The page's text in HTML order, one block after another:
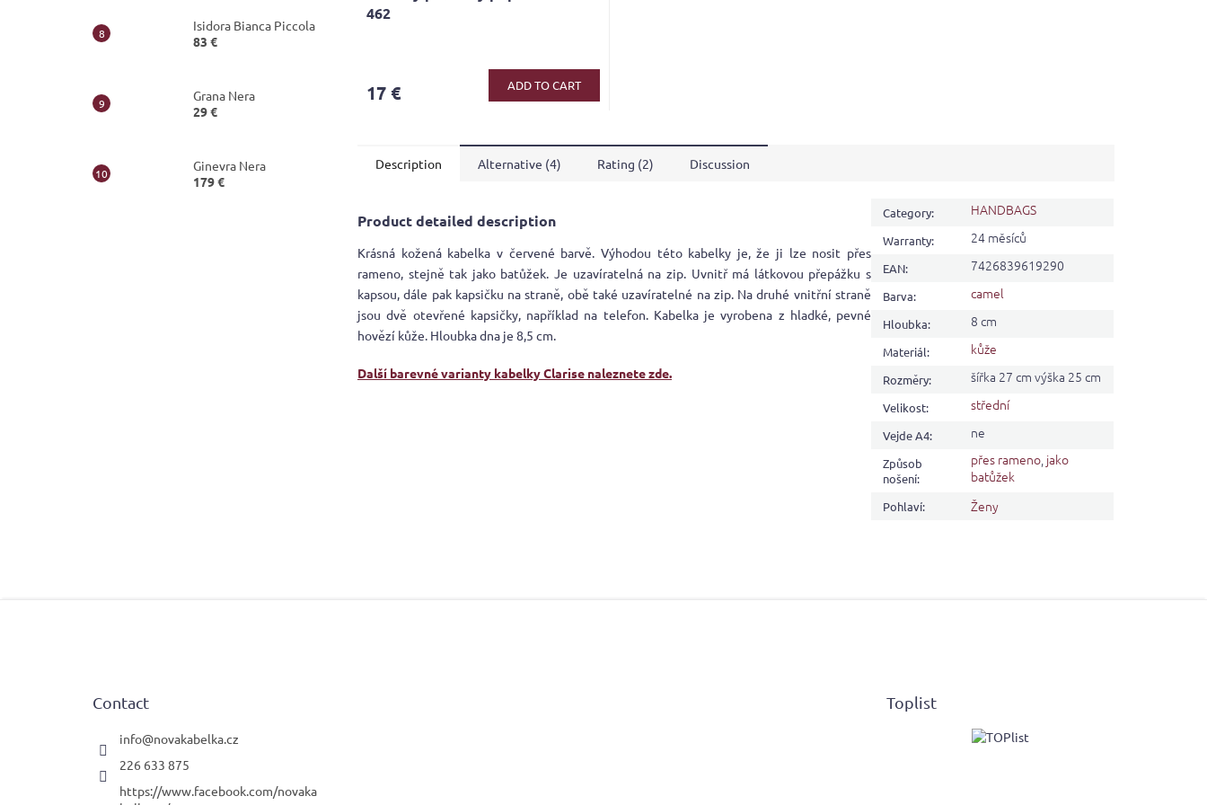
Isidora Bianca Piccola
83 €
Grana Nera
29 €
Ginevra Nera
179 €
462
17 € ADD TO CART
Description Alternative (4) Rating (2) Discussion
Product detailed description
Krásná kožená kabelka v červené barvě. Výhodou této kabelky je, že ji lze nosit přes
rameno, stejně tak jako batůžek. Je uzavíratelná na zip. Uvnitř má látkovou přepážku s
kapsou, dále pak kapsičku na straně, obě také uzavíratelné na zip. Na druhé vnitřní straně
jsou dvě otevřené kapsičky, například na telefon. Kabelka je vyrobena z hladké, pevné
hovězí kůže. Hloubka dna je 8,5 cm.
Další barevné varianty kabelky Clarise naleznete zde.
Category: HANDBAGS
Warranty: 24 měsíců
EAN: 7426839619290
Barva: camel
Hloubka: 8 cm
Materiál: kůže
Rozměry: šířka 27 cm výška 25 cm
Velikost: střední
Vejde A4: ne
Způsob
nošení:
přes rameno, jako
batůžek
Pohlaví: Ženy
Contact
info@novakabelka.cz
226 633 875
https://www.facebook.com/novaka
Toplist